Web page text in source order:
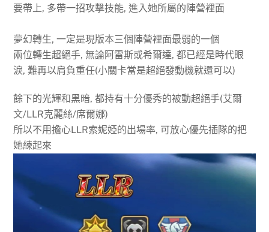
要帶上, 多帶一招攻擊技能, 進入她所屬的陣營裡面
夢幻轉生, 一定是現版本三個陣營裡面最弱的一個
兩位轉生超絕手, 無論阿雷斯或希爾達, 都已經是時代眼
淚, 難再以肩負重任(小關卡當是超絕發動機就還可以)
餘下的光輝和黑暗, 都持有十分優秀的被動超絕手(艾爾
文/LLR克麗絲/席爾娜)
所以不用擔心LLR索妮婭的出場率, 可放心優先插隊的把
她練起來